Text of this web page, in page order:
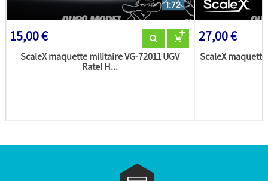
15,00 €
ScaleX maquette militaire VG-72011 UGV
Ratel H...
27,00 €
ScaleX